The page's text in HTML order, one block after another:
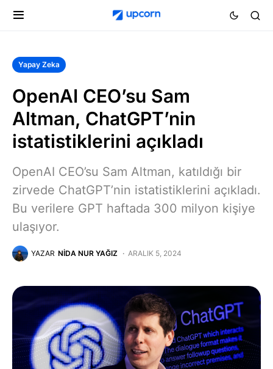
Yapay Zeka
OpenAI CEO’su Sam
Altman, ChatGPT’nin
istatistiklerini açıkladı
OpenAI CEO’su Sam Altman, katıldığı bir
zirvede ChatGPT’nin istatistiklerini açıkladı.
Bu verilere GPT haftada 300 milyon kişiye
ulaşıyor.
YAZAR NIDA NUR YAĞIZ ARALIK 5, 2024